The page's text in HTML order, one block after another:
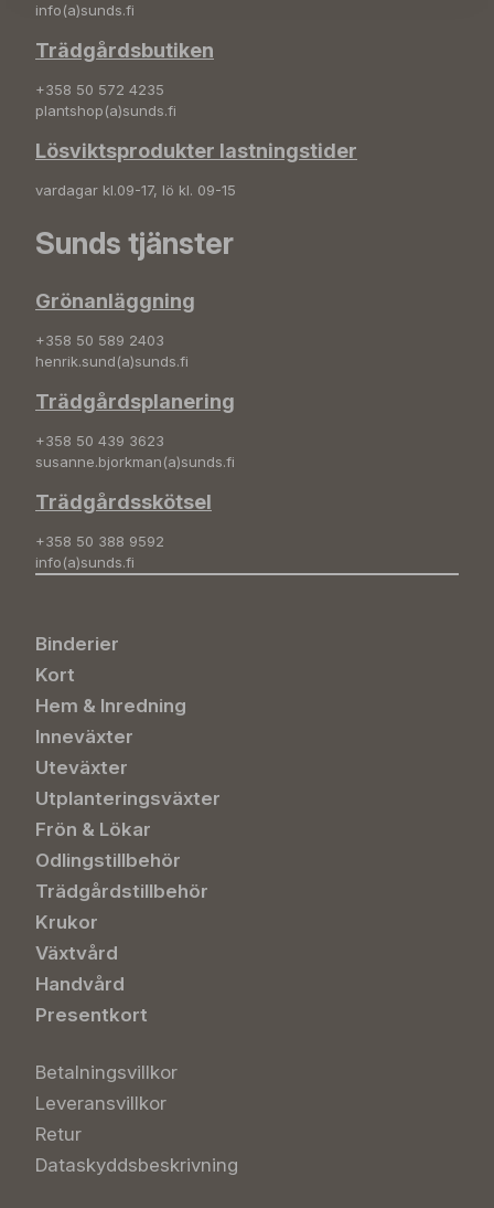
info(a)sunds.fi
Trädgårdsbutiken
+358 50 572 4235
plantshop(a)sunds.fi
Lösviktsprodukter lastningstider
vardagar kl.09-17, lö kl. 09-15
Sunds tjänster
Grönanläggning
+358 50 589 2403
henrik.sund(a)sunds.fi
Trädgårdsplanering
+358 50 439 3623
susanne.bjorkman(a)sunds.fi
Trädgårdsskötsel
+358 50 388 9592
info(a)sunds.fi
Binderier
Kort
Hem & Inredning
Inneväxter
Uteväxter
Utplanteringsväxter
Frön & Lökar
Odlingstillbehör
Trädgårdstillbehör
Krukor
Växtvård
Handvård
Presentkort
Betalningsvillkor
Leveransvillkor
Retur
Dataskyddsbeskrivning